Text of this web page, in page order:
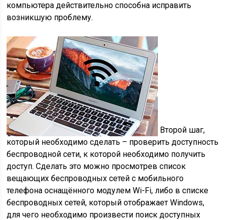
компьютера действительно способна исправить
возникшую проблему.
Второй шаг,
который необходимо сделать – проверить доступность
беспроводной сети, к которой необходимо получить
доступ. Сделать это можно просмотрев список
вещающих беспроводных сетей с мобильного
телефона оснащённого модулем Wi-Fi, либо в списке
беспроводных сетей, который отображает Windows,
для чего необходимо произвести поиск доступных